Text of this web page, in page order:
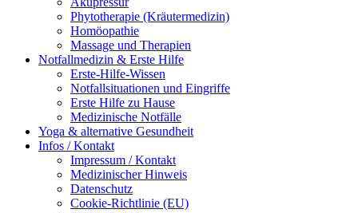
Phytotherapie (Kräutermedizin)
Homöopathie
Massage und Therapien
Notfallmedizin & Erste Hilfe
Erste-Hilfe-Wissen
Notfallsituationen und Eingriffe
Erste Hilfe zu Hause
Medizinische Notfälle
Yoga & alternative Gesundheit
Infos / Kontakt
Impressum / Kontakt
Medizinischer Hinweis
Datenschutz
Cookie-Richtlinie (EU)